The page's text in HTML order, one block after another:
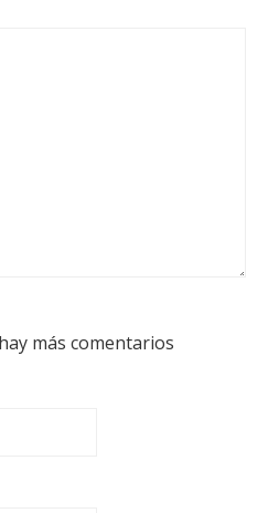
más comentarios